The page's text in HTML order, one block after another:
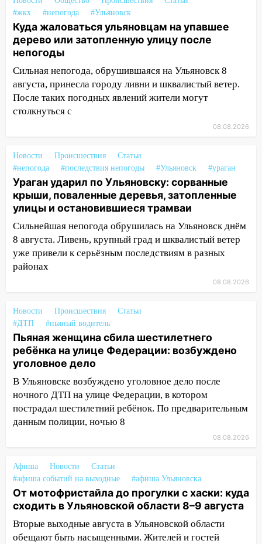
ветром сорвало опалубку со
строящегося дома
13:54 В мэрии Ульяновска рассказали,
как устраняют последствия мощного
13:49 Стихия продолжает крушить
Ульяновск: дерево рухнуло на дом на
Орджоникидзе
13:46
Сильный ветер сорвал крышу с
СТО на проспекте Созидателей
13:35 Непогода продолжает бить по
транспорту: в Ульяновске трамвай
сошёл с рельсов
13:22 Упавшие деревья перекрыли
дороги в Ульяновске: фото
сохранятся 9 августа
13:15
Трижды «брал в долг» без спроса:
житель Вешкаймского района похитил у
знакомого 191 тысячу рублей
13:14 Ураган оторвал светофор на
проспекте Филатова в Ульяновске
13:12 Дерево пробило крышу дома на
Новгородской в Ульяновске и рухнуло
13:10
В Заволжском районе дерево
упало во дворе
13:08 Ураган ударил по Ульяновску:
сорванные крыши, поваленные деревья,
затопленные улицы и остановившиеся
трамваи
#жкх
#непогода #Ульяновск
Куда жаловаться ульяновцам на упавшее
дерево или затопленную улицу после
непогоды
Сильная непогода, обрушившаяся на Ульяновск 8
августа, принесла городу ливни и шквалистый ветер.
После таких погодных явлений жители могут
столкнуться с
08.08.2026
Новости Происшествия
Статьи
#непогода
#последствия непогоды #Ульяновск #ураган
Ураган ударил по Ульяновску: сорванные
крыши, поваленные деревья, затопленные
улицы и остановившиеся трамваи
Сильнейшая непогода обрушилась на Ульяновск днём
8 августа. Ливень, крупный град и шквалистый ветер
уже привели к серьёзным последствиям в разных
районах
08.08.2026
Новости Происшествия
Статьи
#ДТП
#пьяный водитель
Пьяная женщина сбила шестилетнего
ребёнка на улице Федерации: возбуждено
уголовное дело
В Ульяновске возбуждено уголовное дело после
ночного ДТП на улице Федерации, в котором
пострадал шестилетний ребёнок. По предварительным
данным полиции, ночью 8
08.08.2026
Афиша Новости
Статьи
#афиша событий на выходные
#афиша Ульяновска
От мотофристайла до прогулки с хаски: куда
сходить в Ульяновской области 8–9 августа
Вторые выходные августа в Ульяновской области
обещают быть насыщенными. Жителей и гостей